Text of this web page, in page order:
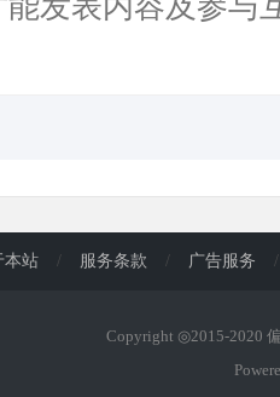
本站 / 服务条款 / 广告服务 /
Copyright ◎2015-2020